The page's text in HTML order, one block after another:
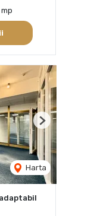
mp
Harta
Next